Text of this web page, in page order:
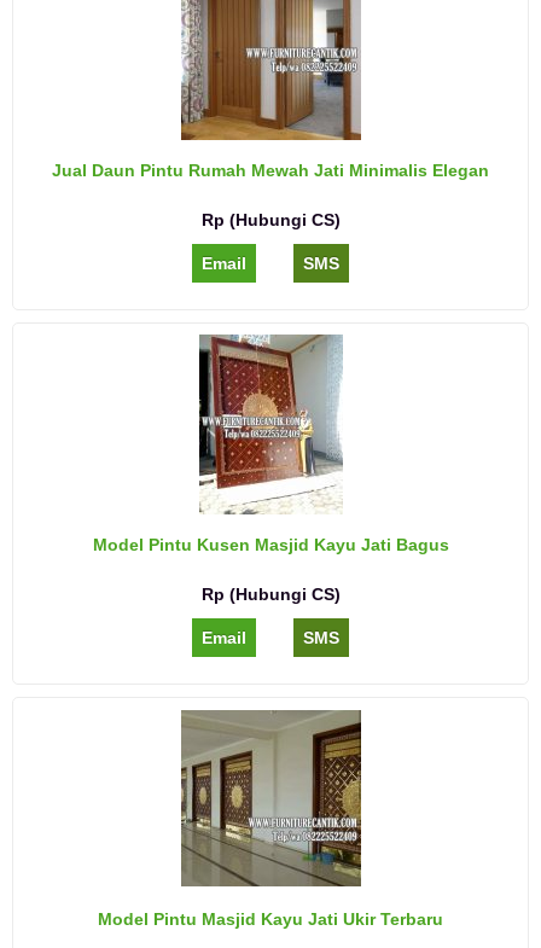
Jual Daun Pintu Rumah Mewah Jati Minimalis Elegan
Rp (Hubungi CS)
Email SMS
Model Pintu Kusen Masjid Kayu Jati Bagus
Rp (Hubungi CS)
Email SMS
Model Pintu Masjid Kayu Jati Ukir Terbaru